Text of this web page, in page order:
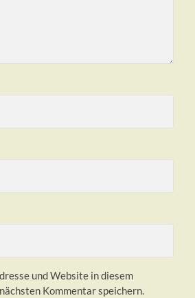
und Website in diesem
Kommentar speichern.